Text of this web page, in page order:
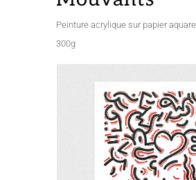
Peinture acrylique sur papier
300g